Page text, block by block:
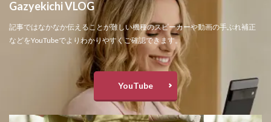
Gazyekichi VLOG
記事ではなかなか伝えることが難しい機種のスピーカーや動画の手ぶれ補正
などをYouTubeでよりわかりやすくご確認できます。
YouTube